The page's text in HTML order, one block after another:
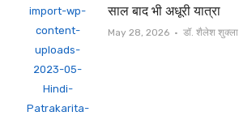
साल बाद भी अधूरी यात्रा
May 28, 2026 Author
डॉ. शैलेश शुक्ला